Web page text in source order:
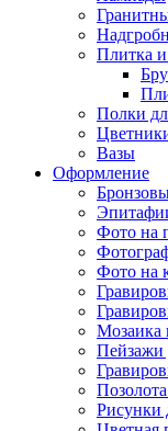
Плитка и
Полки
Вазы
Оформление
Фото на
Фото на
Мозаика
Пейзажи
Рисунки